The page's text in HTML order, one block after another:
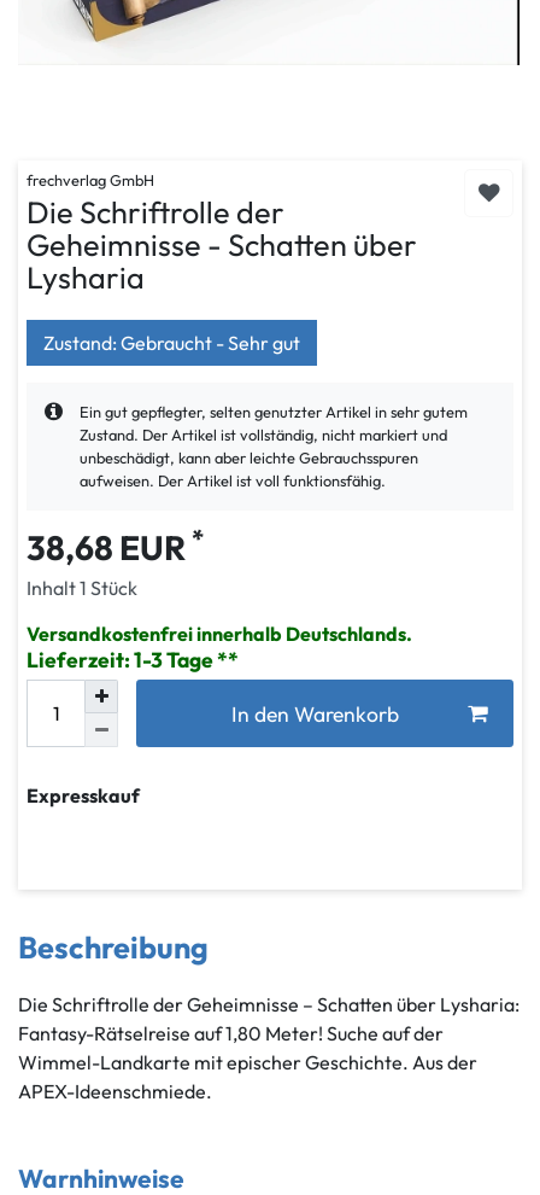
frechverlag GmbH
Die Schriftrolle der
Geheimnisse - Schatten über
Lysharia
Zustand: Gebraucht - Sehr gut
Ein gut gepflegter, selten genutzter Artikel in sehr gutem
Zustand. Der Artikel ist vollständig, nicht markiert und
unbeschädigt, kann aber leichte Gebrauchsspuren
aufweisen. Der Artikel ist voll funktionsfähig.
38,68 EUR *
Inhalt1 Stück
Versandkostenfrei innerhalb Deutschlands.
Lieferzeit: 1-3 Tage
In den Warenkorb
Expresskauf
Beschreibung
Die Schriftrolle der Geheimnisse – Schatten über Lysharia:
Fantasy-Rätselreise auf 1,80 Meter! Suche auf der
Wimmel-Landkarte mit epischer Geschichte. Aus der
APEX-Ideenschmiede.
Warnhinweise